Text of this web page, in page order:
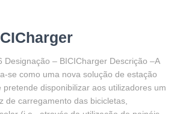
Designação – BICICharger Descrição –A
se como uma nova solução de estação
disponibilizar aos utilizadores um
de carregamento das bicicletas,